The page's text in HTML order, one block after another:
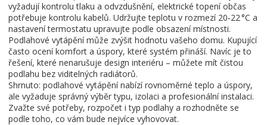
vyžadují kontrolu tlaku a odvzdušnění, elektrické topení občas
potřebuje kontrolu kabelů. Udržujte teplotu v rozmezí 20‑22 °C a
nastavení termostatu upravujte podle obsazení místnosti.
Podlahové vytápění může zvýšit hodnotu vašeho domu. Kupující
často ocení komfort a úspory, které systém přináší. Navíc je to
řešení, které nenarušuje design interiéru – můžete mít čistou
podlahu bez viditelných radiátorů.
Shrnuto: podlahové vytápění nabízí rovnoměrné teplo a úspory,
ale vyžaduje správný výběr typu, izolaci a profesionální instalaci.
Zvažte své potřeby, rozpočet i typ podlahy a rozhodněte se
podle toho, co vám bude nejvíce vyhovovat.